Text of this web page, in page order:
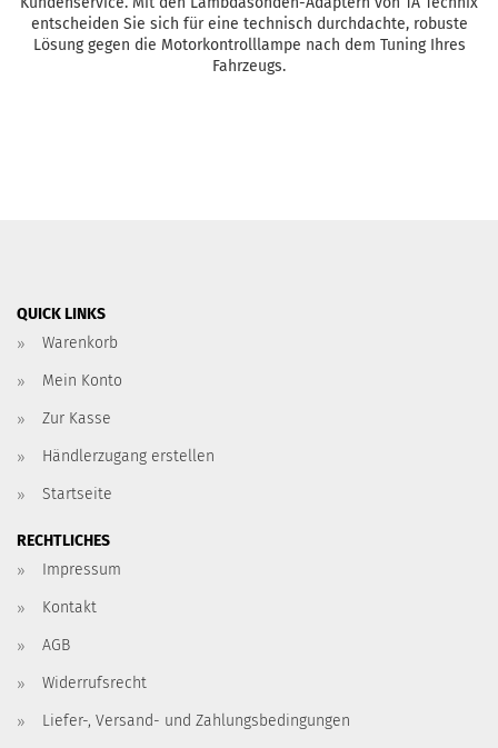
entscheiden Sie sich für eine technisch durchdachte, robuste
Lösung gegen die Motorkontrolllampe nach dem Tuning Ihres
Fahrzeugs.
QUICK LINKS
Warenkorb
Mein Konto
Zur Kasse
Händlerzugang erstellen
Startseite
RECHTLICHES
Impressum
Kontakt
AGB
Widerrufsrecht
Liefer-, Versand- und Zahlungsbedingungen